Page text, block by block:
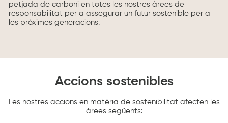
petjada de carboni en totes les nostres àrees de
responsabilitat per a assegurar un futur sostenible per a
les pròximes generacions.
Accions sostenibles
Les nostres accions en matèria de sostenibilitat afecten les
àrees següents: